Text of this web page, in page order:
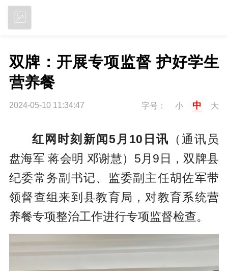
双牌：开展专项监督 护好学生
营养餐
2024-05-10 11:34:47 字号： 小 中 大
红网时刻新闻5月10日讯 （通讯员
盘海军 蒋会明 邓谢慧）5月9日，双牌县
纪委常务副书记、监委副主任胡佐军带
领督查组来到县教育局，对教育系统营
养餐专项整治工作进行专项监督检查。